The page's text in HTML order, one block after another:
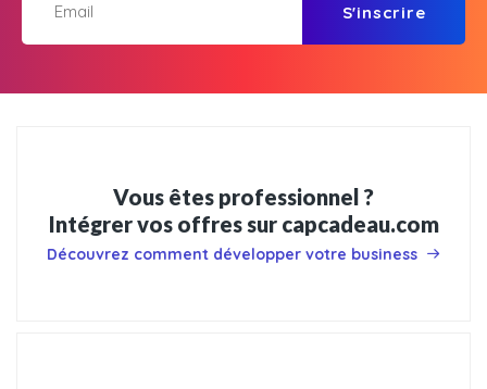
S'inscrire
Vous êtes professionnel ?
Intégrer vos offres sur capcadeau.com
Découvrez comment développer votre business